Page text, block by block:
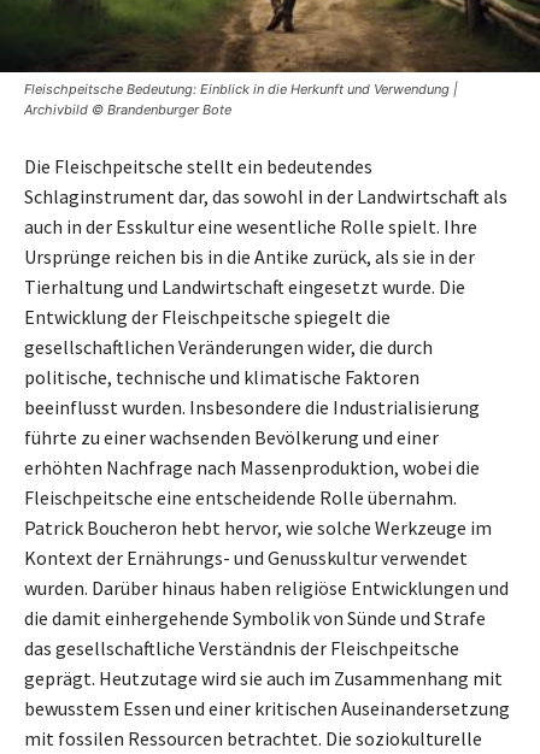
Fleischpeitsche Bedeutung: Einblick in die Herkunft und Verwendung |
Archivbild © Brandenburger Bote
Die Fleischpeitsche stellt ein bedeutendes
Schlaginstrument dar, das sowohl in der Landwirtschaft als
auch in der Esskultur eine wesentliche Rolle spielt. Ihre
Ursprünge reichen bis in die Antike zurück, als sie in der
Tierhaltung und Landwirtschaft eingesetzt wurde. Die
Entwicklung der Fleischpeitsche spiegelt die
gesellschaftlichen Veränderungen wider, die durch
politische, technische und klimatische Faktoren
beeinflusst wurden. Insbesondere die Industrialisierung
führte zu einer wachsenden Bevölkerung und einer
erhöhten Nachfrage nach Massenproduktion, wobei die
Fleischpeitsche eine entscheidende Rolle übernahm.
Patrick Boucheron hebt hervor, wie solche Werkzeuge im
Kontext der Ernährungs- und Genusskultur verwendet
wurden. Darüber hinaus haben religiöse Entwicklungen und
die damit einhergehende Symbolik von Sünde und Strafe
das gesellschaftliche Verständnis der Fleischpeitsche
geprägt. Heutzutage wird sie auch im Zusammenhang mit
bewusstem Essen und einer kritischen Auseinandersetzung
mit fossilen Ressourcen betrachtet. Die soziokulturelle